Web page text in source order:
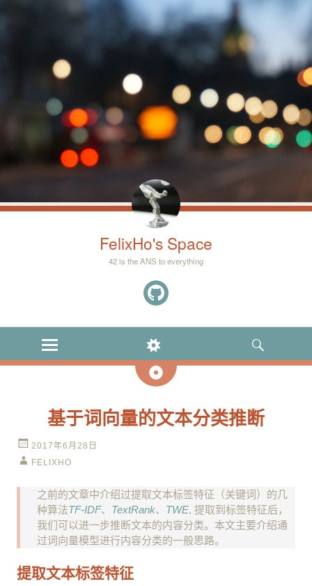
FelixHo's Space
42 is the ANS to everything
MENU
WIDGETS
SEARCH
日
志
基于词向量的文本分类推断
2017年6月28日
FELIXHO
之前的文章中介绍过提取文本标签特征（关键词）的几
种算法TF-IDF、 TextRank、 TWE, 提取到标签特征后，
我们可以进一步推断文本的内容分类。本文主要介绍通
过词向量模型进行内容分类的一般思路。
提取文本标签特征